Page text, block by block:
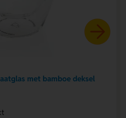
met bamboe deksel